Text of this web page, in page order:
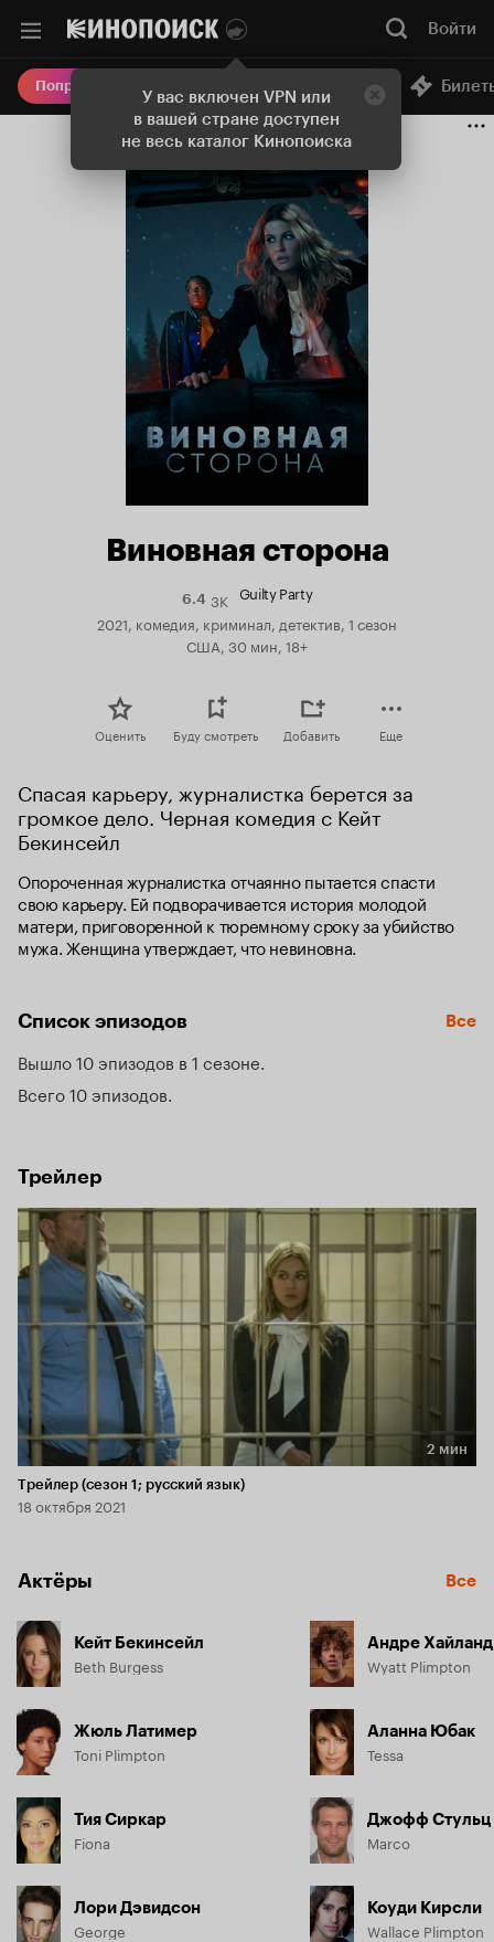
У вас включен VPN или
в вашей стране доступен
не весь каталог Кинопоиска
Войти
Попробовать Плюс Онлайн-кинотеатр
Виновная сторона
6.4Рейтинг
6.4
3K Guilty Party
2021, комедия, криминал, детектив, 1 сезон
США, 30 мин, 18+
Оценить Буду смотреть Добавить Еще
Спасая карьеру, журналистка берется за
громкое дело. Черная комедия с Кейт
Бекинсейл
Опороченная журналистка отчаянно пытается спасти
свою карьеру. Ей подворачивается история молодой
матери, приговоренной к тюремному сроку за убийство
мужа. Женщина утверждает, что невиновна.
Список эпизодов Все
Вышло 10 эпизодов в 1 сезоне
Всего 10 эпизодов
Трейлер
Длительность 2 мин
2 мин
Трейлер (сезон 1; русский язык)
18 октября 2021
Актёры Все
Кейт Бекинсейл
Beth Burgess
Жюль Латимер
Toni Plimpton
Тия Сиркар
Fiona
Лори Дэвидсон
George
Андре Хайланд
Wyatt Plimpton
Аланна Юбак
Tessa
Джофф Стульц
Marco
Коуди Кирсли
Wallace Plimpton